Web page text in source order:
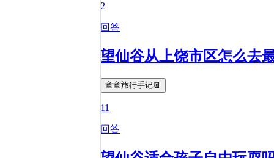
2
回答
望仙谷从上饶市区怎么去
童童旅行手记📔
11
回答